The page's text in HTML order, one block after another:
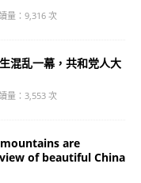
量：9,316 次
混乱一幕，共和党人大
量：3,553 次
are
of beautiful China